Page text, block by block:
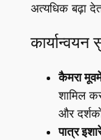
अत्यधिक बढ़ा
कार्यान्वयन
कैमरा
शामिल
और
पात्र